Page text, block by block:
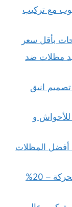
مع تركيب
بأقل سعر
وتوريد مظلات ضد
انيق
و
أفضل المظلات
تركيب مظلات سيارات بالرياض ثابتة ومتحركة – 20%